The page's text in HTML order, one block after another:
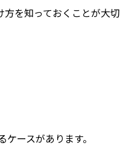
を知っておくことが大切
ースがあります。